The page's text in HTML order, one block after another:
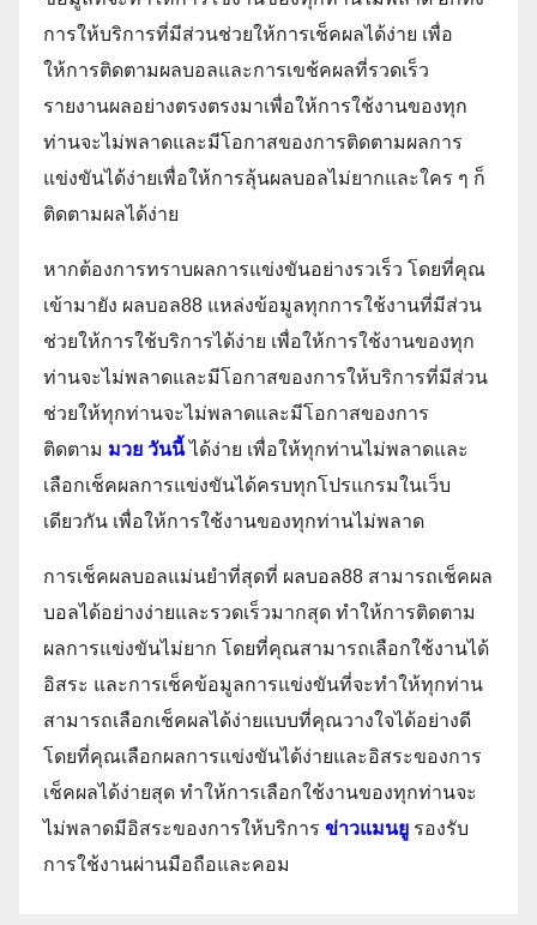
การให้บริการที่มีส่วนช่วยให้การเช็คผลได้ง่าย เพื่อ
ให้การติดตามผลบอลและการเขช้คผลที่รวดเร็ว
รายงานผลอย่างตรงตรงมาเพื่อให้การใช้งานของทุก
ท่านจะไม่พลาดและมีโอกาสของการติดตามผลการ
แข่งขันได้ง่ายเพื่อให้การลุ้นผลบอลไม่ยากและใคร ๆ ก็
ติดตามผลได้ง่าย
หากต้องการทราบผลการแข่งขันอย่างรวเร็ว โดยที่คุณ
เข้ามายัง ผลบอล88 แหล่งข้อมูลทุกการใช้งานที่มีส่วน
ช่วยให้การใช้บริการได้ง่าย เพื่อให้การใช้งานของทุก
ท่านจะไม่พลาดและมีโอกาสของการให้บริการที่มีส่วน
ช่วยให้ทุกท่านจะไม่พลาดและมีโอกาสของการ
ติดตาม มวย วันนี้ ได้ง่าย เพื่อให้ทุกท่านไม่พลาดและ
เลือกเช็คผลการแข่งขันได้ครบทุกโปรแกรมในเว็บ
เดียวกัน เพื่อให้การใช้งานของทุกท่านไม่พลาด
การเช็คผลบอลแม่นยำที่สุดที่ ผลบอล88 สามารถเช็คผล
บอลได้อย่างง่ายและรวดเร็วมากสุด ทำให้การติดตาม
ผลการแข่งขันไม่ยาก โดยที่คุณสามารถเลือกใช้งานได้
อิสระ และการเช็คข้อมูลการแข่งขันที่จะทำให้ทุกท่าน
สามารถเลือกเช็คผลได้ง่ายแบบที่คุณวางใจได้อย่างดี
โดยที่คุณเลือกผลการแข่งขันได้ง่ายและอิสระของการ
เช็คผลได้ง่ายสุด ทำให้การเลือกใช้งานของทุกท่านจะ
ไม่พลาดมีอิสระของการให้บริการ ข่าวแมนยู รองรับ
การใช้งานผ่านมือถือและคอม